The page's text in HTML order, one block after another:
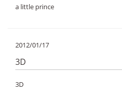
a little prince
2012/01/17
3D
3D